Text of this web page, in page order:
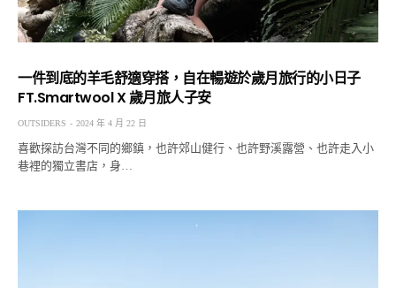
一件到底的羊毛舒適穿搭，自在暢遊於歲月旅行的小日子
FT.Smartwool X 歲月旅人子安
OUTSIDERS 2024 年 4 月 22 日
喜歡探訪台灣不同的鄉鎮，也許郊山健行、也許野溪露營、也許走入小
巷裡的獨立書店，身…